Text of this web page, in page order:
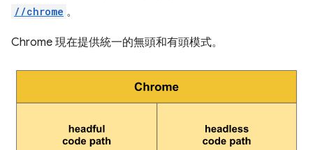
//chrome 。
Chrome 現在提供統一的無頭和有頭模式。